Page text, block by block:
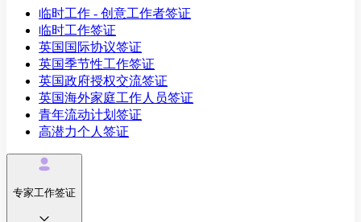
临时工作 - 创意工作者签证
临时工作签证
英国国际协议签证
英国季节性工作签证
英国政府授权交流签证
英国海外家庭工作人员签证
青年流动计划签证
高潜力个人签证
专家工作签证